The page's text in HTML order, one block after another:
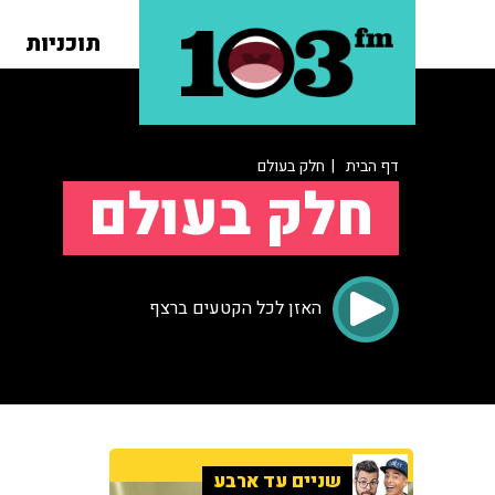
תוכניות
דף הבית | חלק בעולם
חלק בעולם
האזן לכל הקטעים ברצף
שניים עד ארבע